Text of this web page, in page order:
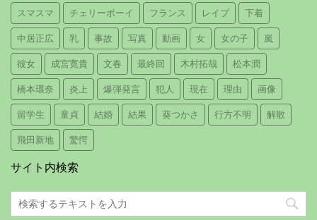
スマスマ チェリーボーイ フランス レイプ 下着
中居正広 乳 事故 写真 動画 女 女の子 嵐
彼女 成宮寛貴 文春 最終回 木村拓哉 松本潤
橋本環奈 炎上 爆弾発言 犯人 現在 理由 画像
留学生 童貞 結婚 結果 葵つかさ 行方不明 解散
飛田新地 驚愕
サイト内検索